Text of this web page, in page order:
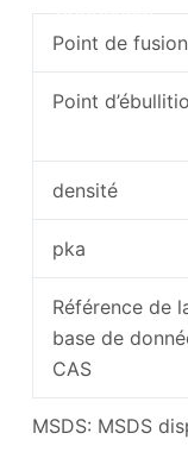
doripenem
Point de fusion
Point
densité
pka
Référence de
base de
CAS
MSDS: MSDS